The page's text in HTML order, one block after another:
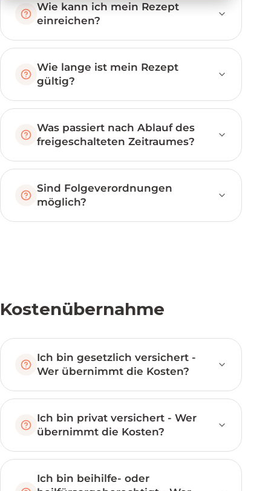
Wie kann ich mein Rezept
einreichen?
Wie lange ist mein Rezept
gültig?
Was passiert nach Ablauf des
freigeschalteten Zeitraumes?
Sind Folgeverordnungen
möglich?
Kostenübernahme
Ich bin gesetzlich versichert -
Wer übernimmt die Kosten?
Ich bin privat versichert - Wer
übernimmt die Kosten?
Ich bin beihilfe- oder